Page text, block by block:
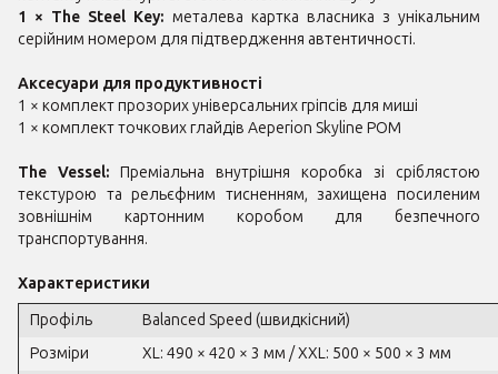
1 × The Steel Key: металева картка власника з унікальним
серійним номером для підтвердження автентичності.
Аксесуари для продуктивності
1 × комплект прозорих універсальних гріпсів для миші
1 × комплект точкових глайдів Aeperion Skyline POM
The Vessel: Преміальна внутрішня коробка зі сріблястою
текстурою та рельєфним тисненням, захищена посиленим
зовнішнім картонним коробом для безпечного
транспортування.
Характеристики
Профіль
Balanced Speed (швидкісний)
Розміри
XL: 490 × 420 × 3 мм / XXL: 500 × 500 × 3 мм